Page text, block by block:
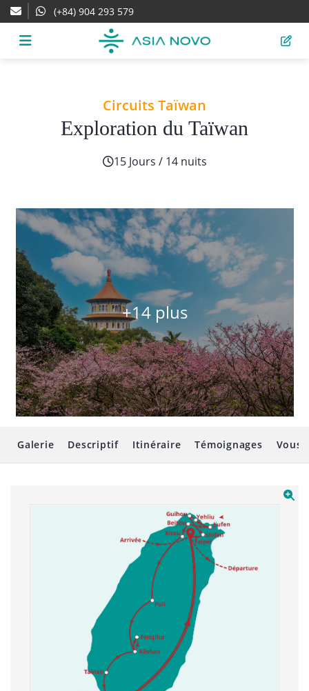
(+84) 904 293 579
Circuits Taïwan
Exploration du Taïwan
15 Jours / 14 nuits
+14 plus
Galerie Descriptif Itinéraire Témoignages Vous